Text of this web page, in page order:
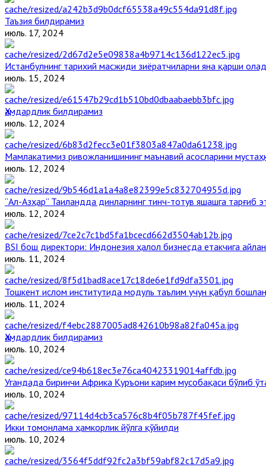
Таъзия билдирамиз
июль. 17, 2024
Истанбулнинг тарихий масжиди зиёратчиларни яна қарши
июль. 15, 2024
Ҳамдардлик билдирамиз
июль. 12, 2024
Мамлакатимиз ривожланишининг маънавий асосларини
июль. 12, 2024
“Ал-Азҳар” Таиландда динларнинг тинч-тотув яшашга тарғиб
июль. 12, 2024
BSI бош директори: Индонезия ҳалол бизнесда етакчига
июль. 11, 2024
Тошкент ислом институтида модуль таълим учун қабул
июль. 11, 2024
Ҳамдардлик билдирамиз
июль. 10, 2024
Угандада биринчи Aфрика Қуръони карим мусобақаси бўлиб
июль. 10, 2024
Икки томонлама ҳамкорлик йўлга қўйилди
июль. 10, 2024